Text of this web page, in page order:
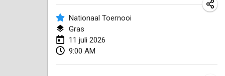
Nationaal Toernooi
Gras
11 juli 2026
9:00 AM
25 jan. 2026|België
maart 2026
Winter Kubb Mött
1 mrt. 2026|Duitsland